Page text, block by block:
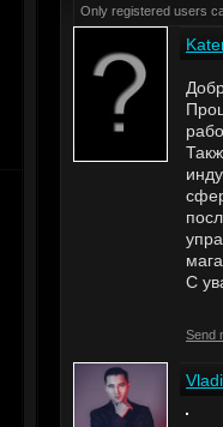
Only registered users
С
Send